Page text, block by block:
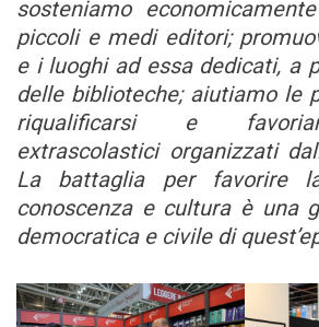
sosteniamo
piccoli e medi editori;
e i luoghi ad essa dedicati, a
delle biblioteche; aiutiamo le
riqualificarsi e
extrascolastici organizzati
La battaglia per favorire
conoscenza e cultura è una
democratica e civile di